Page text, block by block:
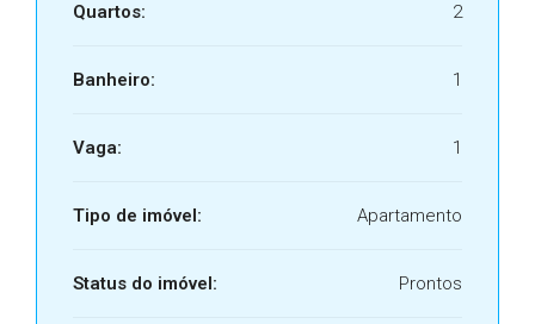
Quartos: 2
Banheiro: 1
Vaga: 1
Tipo de imóvel: Apartamento
Status do imóvel: Prontos